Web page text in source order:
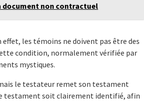
document non contractuel
les témoins ne doivent pas être des
condition, normalement vérifiée par
mystiques.
le testateur remet son testament
testament soit clairement identifié, afin